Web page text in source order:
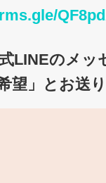
LINEのメッ
望」とお送